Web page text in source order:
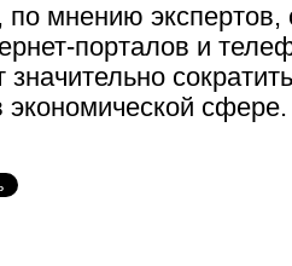
мнению экспертов,
порталов и
экономической сфере.